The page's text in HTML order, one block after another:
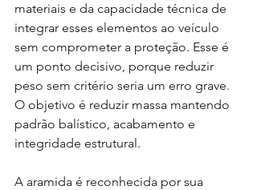
materiais e da capacidade técnica de
integrar esses elementos ao veículo
sem comprometer a proteção. Esse é
um ponto decisivo, porque reduzir
peso sem critério seria um erro grave.
O objetivo é reduzir massa mantendo
padrão balístico, acabamento e
integridade estrutural.
A aramida é reconhecida por sua